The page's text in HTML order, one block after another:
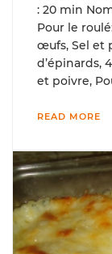
: 20 min
Pour le
œufs, Sel et
d’épinards,
et poivre,
READ MORE